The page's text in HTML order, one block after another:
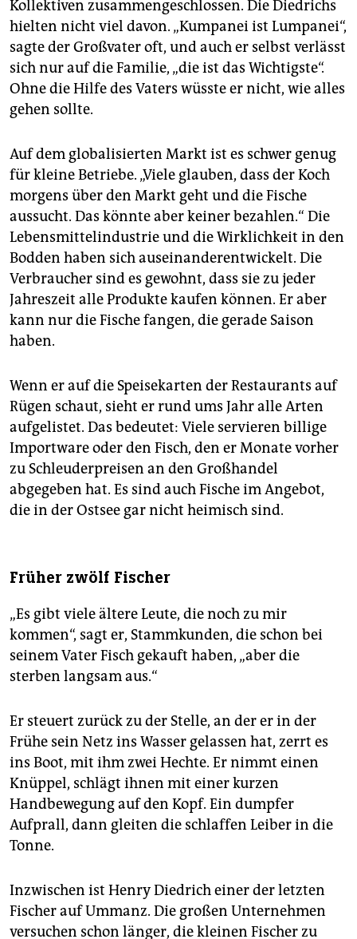
Kollektiven zusammengeschlossen. Die Diedrichs
hielten nicht viel davon. „Kumpanei ist Lumpanei“,
sagte der Großvater oft, und auch er selbst verlässt
sich nur auf die Familie, „die ist das Wichtigste“.
Ohne die Hilfe des Vaters wüsste er nicht, wie alles
gehen sollte.
Auf dem globalisierten Markt ist es schwer genug
für kleine Betriebe. „Viele glauben, dass der Koch
morgens über den Markt geht und die Fische
aussucht. Das könnte aber keiner bezahlen.“ Die
Lebensmittelindustrie und die Wirklichkeit in den
Bodden haben sich auseinanderentwickelt. Die
Verbraucher sind es gewohnt, dass sie zu jeder
Jahreszeit alle Produkte kaufen können. Er aber
kann nur die Fische fangen, die gerade Saison
haben.
Wenn er auf die Speisekarten der Restaurants auf
Rügen schaut, sieht er rund ums Jahr alle Arten
aufgelistet. Das bedeutet: Viele servieren billige
Importware oder den Fisch, den er Monate vorher
zu Schleuderpreisen an den Großhandel
abgegeben hat. Es sind auch Fische im Angebot,
die in der Ostsee gar nicht heimisch sind.
Früher zwölf Fischer
„Es gibt viele ältere Leute, die noch zu mir
kommen“, sagt er, Stammkunden, die schon bei
seinem Vater Fisch gekauft haben, „aber die
sterben langsam aus.“
Er steuert zurück zu der Stelle, an der er in der
Frühe sein Netz ins Wasser gelassen hat, zerrt es
ins Boot, mit ihm zwei Hechte. Er nimmt einen
Knüppel, schlägt ihnen mit einer kurzen
Handbewegung auf den Kopf. Ein dumpfer
Aufprall, dann gleiten die schlaffen Leiber in die
Tonne.
Inzwischen ist Henry Diedrich einer der letzten
Fischer auf Ummanz. Die großen Unternehmen
versuchen schon länger, die kleinen Fischer zu